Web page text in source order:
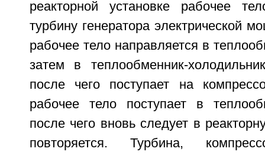
реакторной установке рабочее
турбину генератора электрической
рабочее тело направляется в
затем в теплообменник-
после чего поступает на
рабочее тело поступает в
после чего вновь следует в
повторяется. Турбина,